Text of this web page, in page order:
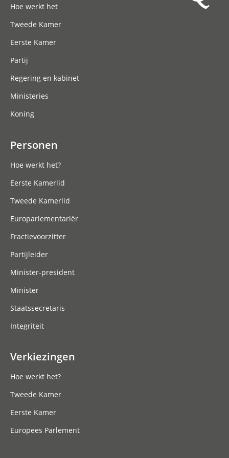
Meld je aan
Hoe werkt het
Tweede Kamer
Eerste Kamer
Partij
Regering en kabinet
Ministeries
Koning
Personen
Hoe werkt het?
Eerste Kamerlid
Tweede Kamerlid
Europarlementariër
Fractievoorzitter
Partijleider
Minister-president
Minister
Staatssecretaris
Integriteit
Verkiezingen
Hoe werkt het?
Tweede Kamer
Eerste Kamer
Europees Parlement